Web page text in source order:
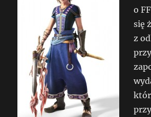
o
się
z